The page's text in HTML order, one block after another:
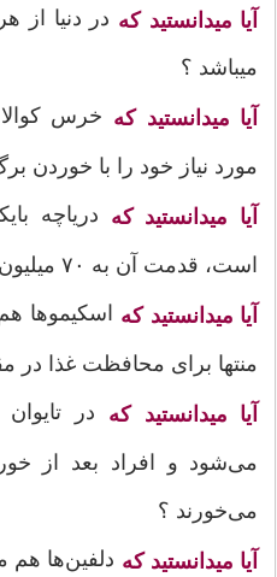
آیا میدانستید که
میباشد ؟
آیا میدانستید که خرس
مورد نیاز خود را با خوردن
آیا میدانستید که دریاچه
است، قدمت آن به ۷۰ میلیون سال میرسد ؟
آیا میدانستید که اسکیمو‌ها
منتها برای محافظت غذا در
آیا میدانستید که در
می‌شود و افراد بعد از
می‌خورند ؟
آیا میدانستید که دلفین‌ها هم